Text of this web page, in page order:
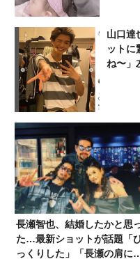
山口達
ットに
ね〜」
長瀬智也、結婚したかと思
た…最新ショットが話題「
っくりした」「長瀬の肩に